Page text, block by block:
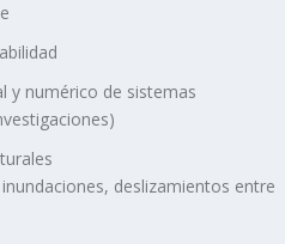
y numérico de sistemas
deslizamientos entre